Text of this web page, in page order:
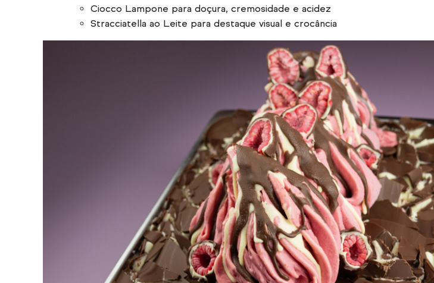
Ciocco Lampone para doçura, cremosidade e acidez
Stracciatella ao Leite para destaque visual e crocância